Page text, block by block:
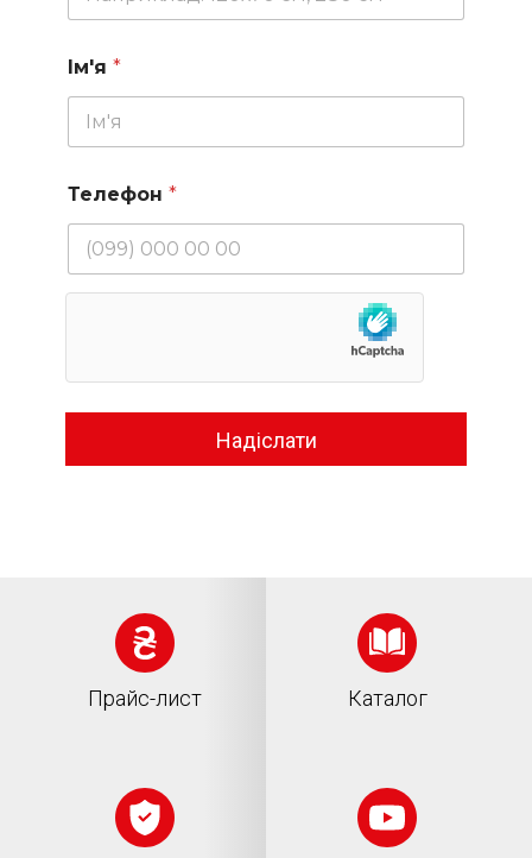
Ім'я *
Телефон *
Надіслати
Прайс-лист Каталог